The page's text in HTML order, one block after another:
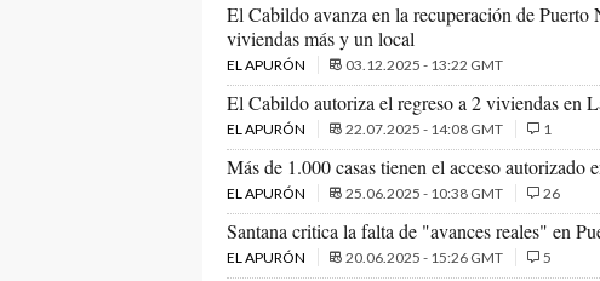
El Cabildo avanza en la recuperación de
viviendas más y un local
EL APURÓN 03.12.2025 - 13:22 GMT
El Cabildo autoriza el regreso a 2 viviendas en
EL APURÓN 22.07.2025 - 14:08 GMT 1
Más de 1.000 casas tienen el acceso autorizado
EL APURÓN 25.06.2025 - 10:38 GMT 26
Santana critica la falta de "avances reales" en
EL APURÓN 20.06.2025 - 15:26 GMT 5